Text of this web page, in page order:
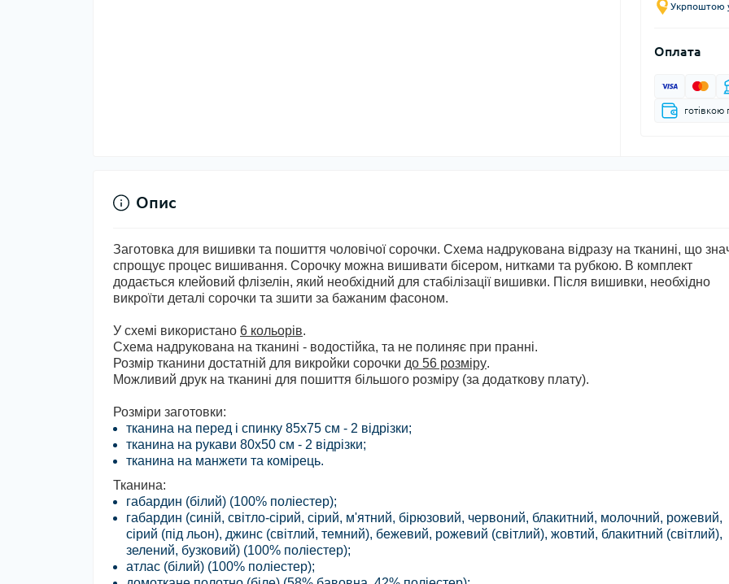
Укрпоштою у
Оплата
готівкою
Опис
Заготовка для вишивки та пошиття чоловічої сорочки. Схема надрукована відразу на тканині, що
спрощує процес вишивання. Сорочку можна вишивати бісером, нитками та рубкою. В комплект
додається клейовий флізелін, який необхідний для стабілізації вишивки. Після вишивки, необхідно
викроїти деталі сорочки та зшити за бажаним фасоном.
У схемі використано 6 кольорів.
Схема надрукована на тканині - водостійка, та не полиняє при пранні.
Розмір тканини достатній для викройки сорочки до 56 розміру.
Можливий друк на тканині для пошиття більшого розміру (за додаткову плату).
Розміри заготовки:
тканина на перед і спинку 85х75 см - 2 відрізки;
тканина на рукави 80х50 см - 2 відрізки;
тканина на манжети та комірець.
Тканина:
габардин (білий) (100% поліестер);
габардин (синій, світло-сірий, сірий, м'ятний, бірюзовий, червоний, блакитний, молочний, рожевий,
сірий (під льон), джинс (світлий, темний), бежевий, рожевий (світлий), жовтий, блакитний (світлий),
зелений, бузковий) (100% поліестер);
атлас (білий) (100% поліестер);